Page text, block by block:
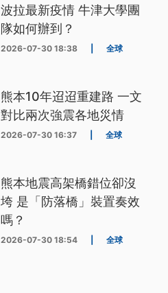
波拉最新疫情 牛津大學團
隊如何辦到？
2026-07-30 18:38 全球
熊本10年迢迢重建路 一文
對比兩次強震各地災情
2026-07-30 16:37 全球
熊本地震高架橋錯位卻沒
垮 是「防落橋」裝置奏效
嗎？
2026-07-30 18:54 全球